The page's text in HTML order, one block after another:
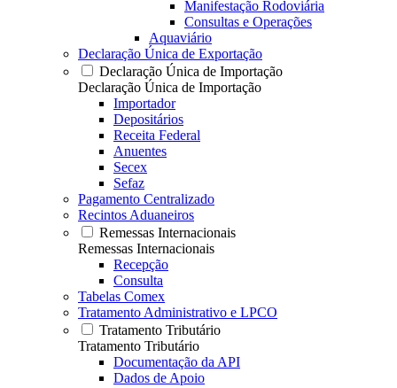
Manifestação Rodoviária
Consultas e Operações
Aquaviário
Declaração Única de Exportação
Declaração Única de Importação
Declaração Única de Importação
Importador
Depositários
Receita Federal
Anuentes
Secex
Sefaz
Pagamento Centralizado
Recintos Aduaneiros
Remessas Internacionais
Remessas Internacionais
Recepção
Consulta
Tabelas Comex
Tratamento Administrativo e LPCO
Tratamento Tributário
Tratamento Tributário
Documentação da API
Dados de Apoio